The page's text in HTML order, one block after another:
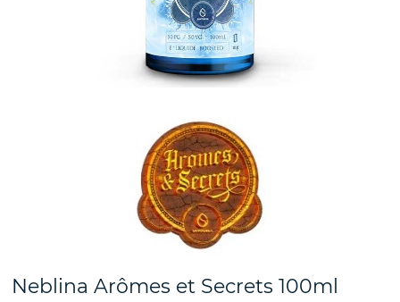
Neblina Arômes et Secrets 100ml